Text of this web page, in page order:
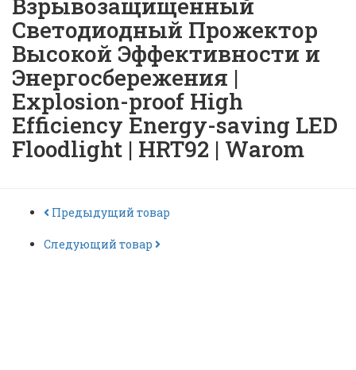
Взрывозащищенный
Светодиодный Прожектор
Высокой Эффективности и
Энергосбережения |
Explosion-proof High
Efficiency Energy-saving LED
Floodlight | HRT92 | Warom
Предыдущий товар
Следующий товар